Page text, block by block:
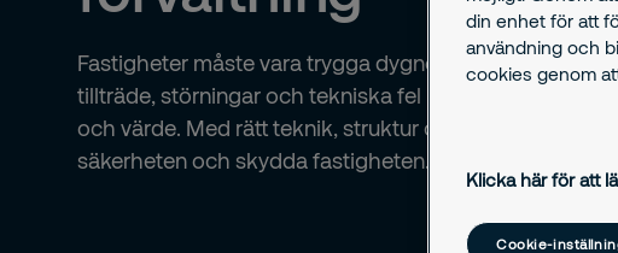
Fastigheter måste vara trygga dygnet runt.
tillträde, störningar och tekniska fel kan påverka både
och värde. Med rätt teknik, struktur och beredskap kan
säkerheten och skydda fastigheten.
din enhet för att
användning och
cookies genom
Klicka här för att
Cookie-